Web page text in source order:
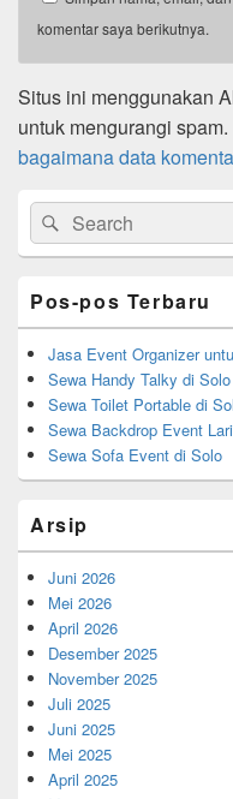
komentar saya berikutnya.
Situs ini menggunakan
untuk mengurangi spam.
bagaimana data
Primary
Sidebar
Widget
Area
Search
for:
Search
Pos-pos Terbaru
Jasa Event Organizer
Sewa Handy Talky di Solo
Sewa Toilet Portable di
Sewa Backdrop Event
Sewa Sofa Event di Solo
Arsip
Juni 2026
Mei 2026
April 2026
Desember 2025
November 2025
Juli 2025
Juni 2025
Mei 2025
April 2025